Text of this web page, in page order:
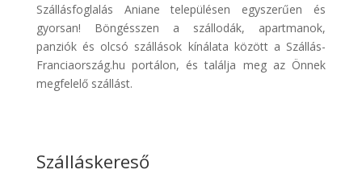
Discover
Cars
Transzfer
Szállásfoglalás Aniane településen egyszerűen és
gyorsan! Böngésszen a szállodák, apartmanok,
panziók és olcsó szállások kínálata között a Szállás-
Franciaország.hu portálon, és találja meg az Önnek
megfelelő szállást.
Szálláskereső